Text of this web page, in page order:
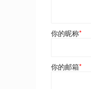
你的昵称*
你的邮箱*